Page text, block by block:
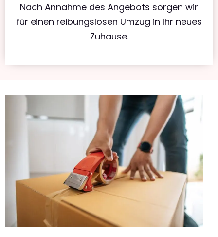
Nach Annahme des Angebots sorgen wir
für einen reibungslosen Umzug in Ihr neues
Zuhause.